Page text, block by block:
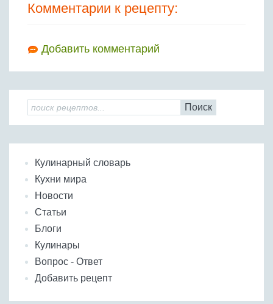
Комментарии к рецепту:
Добавить комментарий
Поиск
Кулинарный словарь
Кухни мира
Новости
Статьи
Блоги
Кулинары
Вопрос - Ответ
Добавить рецепт